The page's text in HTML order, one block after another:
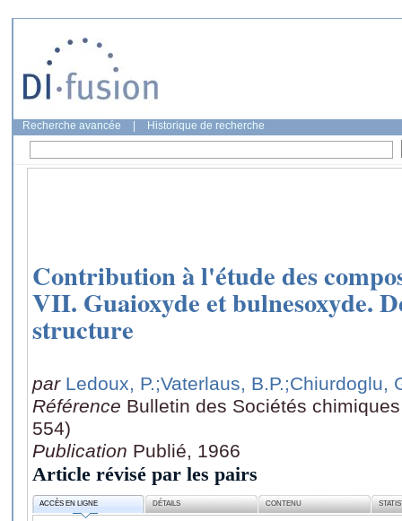
Recherche avancée Historique de recherche
Contribution à l'étude des
VII. Guaioxyde et bulnesoxyde.
structure
par Ledoux, P.;Vaterlaus, B.P.;Chiurdoglu,
Référence Bulletin des Sociétés
554)
Publication Publié, 1966
Article révisé par les pairs
ACCÈS EN LIGNE DÉTAILS CONTENU